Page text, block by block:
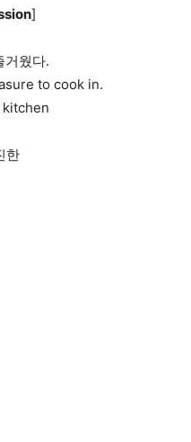
]
거웠다.
to cook in.
한